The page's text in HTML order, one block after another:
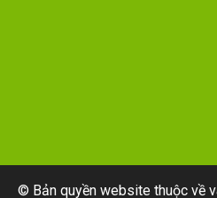
© Bản quyền website thuộc về